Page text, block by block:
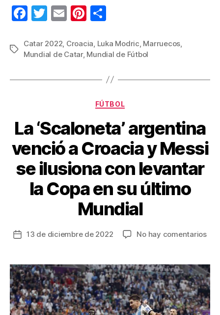
F
c
e
b
k
T
tt
er
E
ail
Pi
er
e
st
m
p
ar
Etiquetas
Catar 2022, Croacia, Luka Modric, Marruecos,
Mundial de Catar, Mundial de Fútbol
Categorías
FÚTBOL
La ‘Scaloneta’ argentina
venció a Croacia y Messi
se ilusiona con levantar
la Copa en su último
Mundial
Fecha
entrada
13 de diciembre de 2022 No hay comentariosen
a
y